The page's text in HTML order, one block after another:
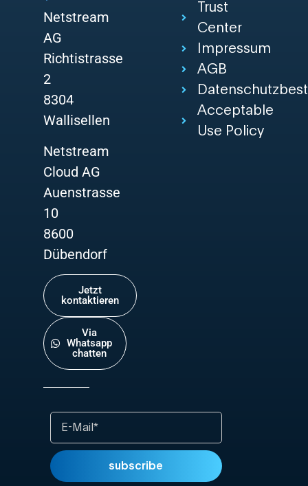
Netstream
AG
Richtistrasse
2
8304
Wallisellen
Netstream
Cloud AG
Auenstrasse
10
8600
Dübendorf
Jetzt
kontaktieren
Via
Whatsapp
chatten
Trust
Center
Impressum
AGB
Acceptable
Use Policy